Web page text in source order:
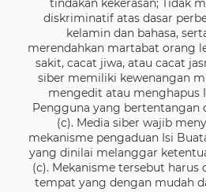
tindakan kekerasan; Tidak
diskriminatif atas dasar
kelamin dan bahasa,
merendahkan martabat orang
sakit, cacat jiwa, atau cacat
siber memiliki kewenangan
mengedit atau menghapus
Pengguna yang bertentangan
(c). Media siber wajib
mekanisme pengaduan Isi
yang dinilai melanggar
(c). Mekanisme tersebut harus
tempat yang dengan mudah